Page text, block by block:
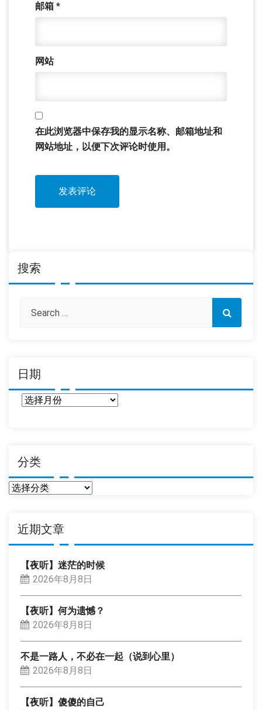
邮箱 *
网站
在此浏览器中保存我的显示名称、邮箱地址和
网站地址，以便下次评论时使用。
搜索
日期
分类
分
近期文章
【夜听】迷茫的时候
2026年8月8日
【夜听】何为遗憾？
2026年8月8日
不是一路人，不必在一起（说到心里）
2026年8月8日
【夜听】傻傻的自己